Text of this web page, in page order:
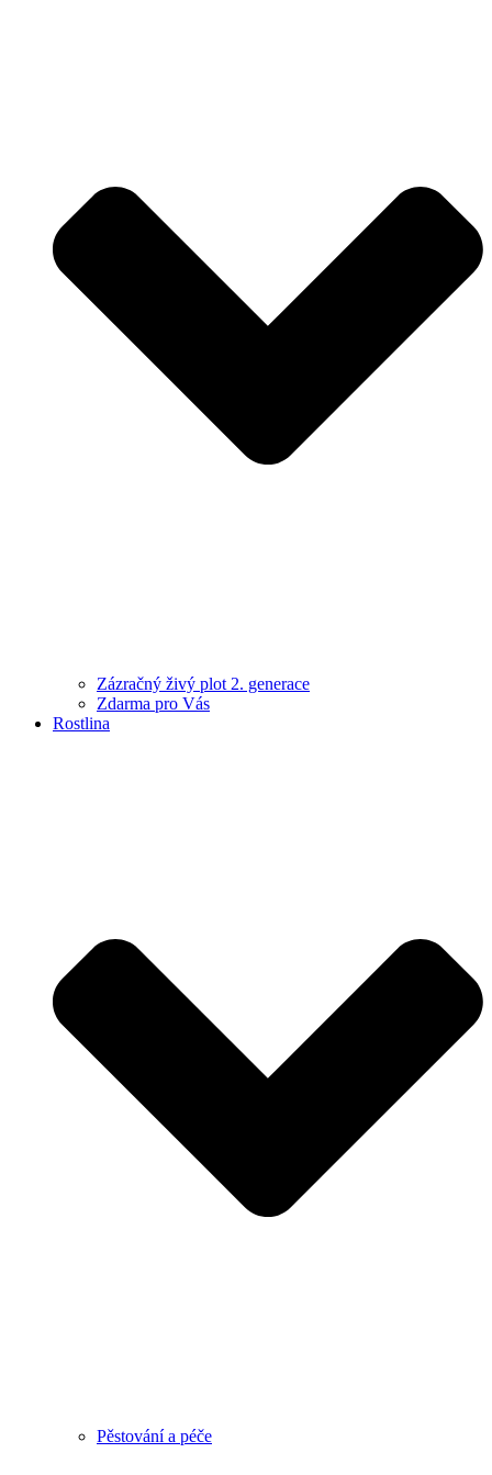
Zázračný živý plot 2. generace
Zdarma pro Vás
Rostlina
Pěstování a péče